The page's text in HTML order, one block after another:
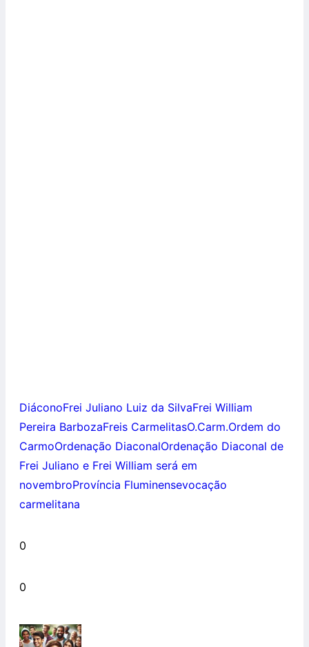
DiáconoFrei Juliano Luiz da SilvaFrei William
Pereira BarbozaFreis CarmelitasO.Carm.Ordem do
CarmoOrdenação DiaconalOrdenação Diaconal de
Frei Juliano e Frei William será em
novembroProvíncia Fluminensevocação
carmelitana
0
0